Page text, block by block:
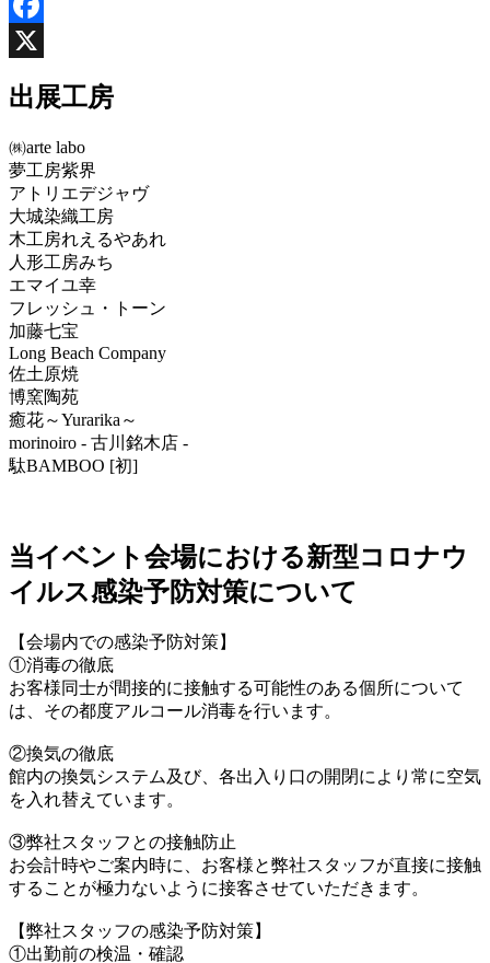
Facebook
出展工房
㈱arte labo
夢工房紫界
アトリエデジャヴ
大城染織工房
木工房れえるやあれ
人形工房みち
エマイユ幸
フレッシュ・トーン
加藤七宝
Long Beach Company
佐土原焼
博窯陶苑
癒花～Yurarika～
morinoiro - 古川銘木店 -
駄BAMBOO [初]
当イベント会場における新型コロナウ
イルス感染予防対策について
【会場内での感染予防対策】
①消毒の徹底
お客様同士が間接的に接触する可能性のある個所について
は、その都度アルコール消毒を行います。
②換気の徹底
館内の換気システム及び、各出入り口の開閉により常に空気
を入れ替えています。
③弊社スタッフとの接触防止
お会計時やご案内時に、お客様と弊社スタッフが直接に接触
することが極力ないように接客させていただきます。
【弊社スタッフの感染予防対策】
①出勤前の検温・確認